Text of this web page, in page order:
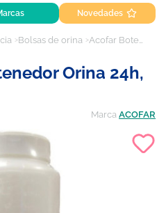
Novedades
Bolsas de orina Acofar Bote Contenedor Orina 24h, 2L.
Orina 24h,
Marca ACOFAR